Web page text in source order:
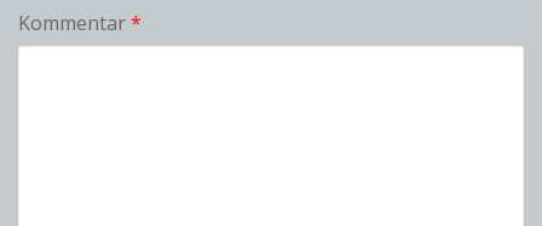
Kommentar*